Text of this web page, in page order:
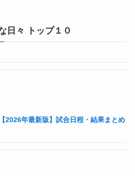
日々 トップ１０
2026年最新版】試合日程・結果まとめ